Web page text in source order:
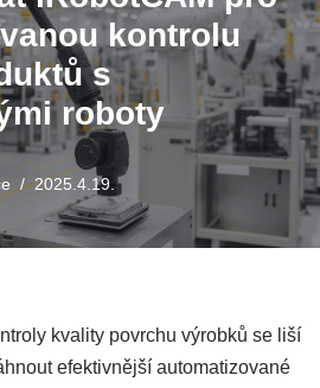
kontrolu
s
roboty
2025.4.19.
kvality povrchu výrobků se liší
efektivnější automatizované